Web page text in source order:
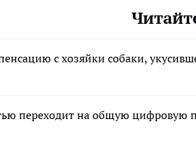
с хозяйки собаки,
переходит на общую цифровую